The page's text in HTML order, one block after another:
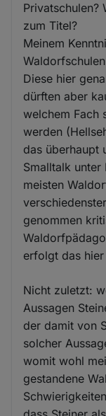
Privatschulen?
zum Titel?
Meinem
Diese hier
dürften aber
welchem Fach
werden
das überhaupt
Smalltalk unter
meisten
genommen
erfolgt das
Nicht zuletzt:
Aussagen
der damit von
solcher
womit wohl
gestandene